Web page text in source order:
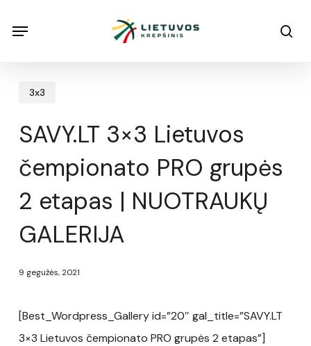
Menu
3x3
SAVY.LT 3×3 Lietuvos
čempionato PRO grupės
2 etapas | NUOTRAUKŲ
GALERIJA
9 gegužės, 2021
[Best_Wordpress_Gallery id=”20″ gal_title=”SAVY.LT
3×3 Lietuvos čempionato PRO grupės 2 etapas”]